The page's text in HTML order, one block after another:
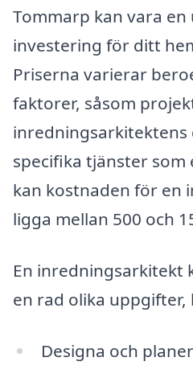
Tommarp kan vara
investering för ditt
Priserna varierar
faktorer, såsom
specifika tjänster som
kan kostnaden för en
ligga mellan 500 och
En inredningsarkitekt
en rad olika uppgifter,
Designa och